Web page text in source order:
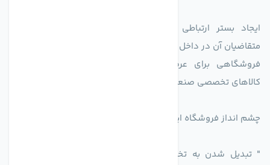
ایجاد بستر ارتباطی بین دارندگان کالاهای تخصصی است با
متقاضیان آن در داخل کشور.
فروشگاهی برای عرضه محصولات تولید کنندگاه یا دارندگان
کالاهای تخصصی صنعتی در راستای تخصص شرکت
چشم انداز فروشگاه اینترنتی اکسین شاپ
" تبدیل شدن به تخصصی ترین و پر فروش ترین بازار مجازی